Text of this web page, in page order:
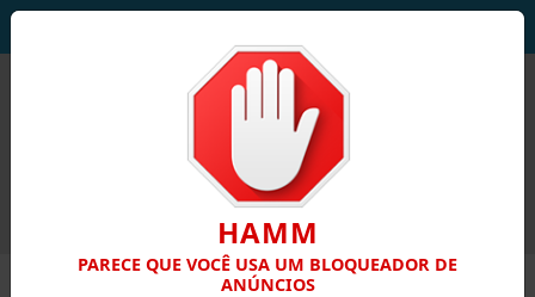
HAMM
PARECE QUE VOCÊ USA UM BLOQUEADOR DE
ANÚNCIOS